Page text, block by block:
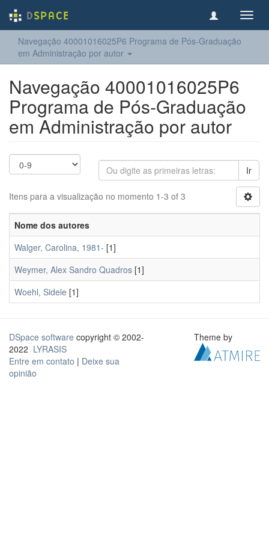
Navegação 40001016025P6 Programa de Pós-Graduação
em Administração por autor
Navegação 40001016025P6
Programa de Pós-Graduação
em Administração por autor
Ir
Itens para a visualização no momento 1-3 of 3
Nome dos autores
Walger, Carolina, 1981- [1]
Weymer, Alex Sandro Quadros [1]
Woehl, Sidele [1]
DSpace software copyright © 2002-
2022 LYRASIS
Entre em contato | Deixe sua
opinião
Theme by